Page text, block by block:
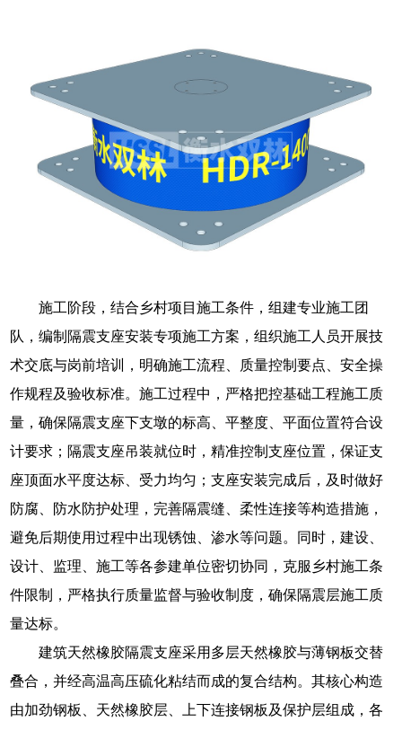
施工阶段，结合乡村项目施工条件，组建专业施工团
队，编制隔震支座安装专项施工方案，组织施工人员开展技
术交底与岗前培训，明确施工流程、质量控制要点、安全操
作规程及验收标准。施工过程中，严格把控基础工程施工质
量，确保隔震支座下支墩的标高、平整度、平面位置符合设
计要求；隔震支座吊装就位时，精准控制支座位置，保证支
座顶面水平度达标、受力均匀；支座安装完成后，及时做好
防腐、防水防护处理，完善隔震缝、柔性连接等构造措施，
避免后期使用过程中出现锈蚀、渗水等问题。同时，建设、
设计、监理、施工等各参建单位密切协同，克服乡村施工条
件限制，严格执行质量监督与验收制度，确保隔震层施工质
量达标。
建筑天然橡胶隔震支座采用多层天然橡胶与薄钢板交替
叠合，并经高温高压硫化粘结而成的复合结构。其核心构造
由加劲钢板、天然橡胶层、上下连接钢板及保护层组成，各